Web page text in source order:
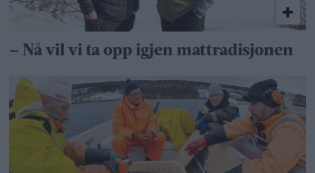
– Nå vil vi ta opp igjen mattradisjonen